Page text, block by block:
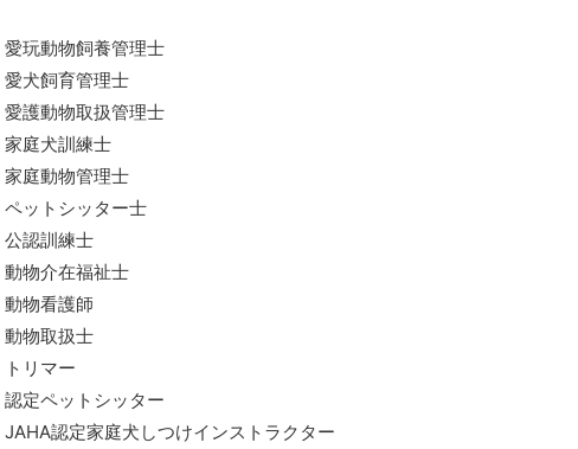
愛玩動物飼養管理士
愛犬飼育管理士
愛護動物取扱管理士
家庭犬訓練士
家庭動物管理士
ペットシッター士
公認訓練士
動物介在福祉士
動物看護師
動物取扱士
トリマー
認定ペットシッター
JAHA認定家庭犬しつけインストラクター